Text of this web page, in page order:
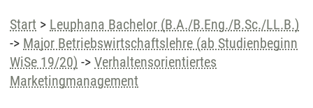
Start > Leuphana Bachelor (B.A./B.Eng./B.Sc./LL.B.)
-> Major Betriebswirtschaftslehre (ab Studienbeginn
WiSe 19/20) -> Verhaltensorientiertes
Marketingmanagement